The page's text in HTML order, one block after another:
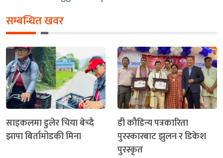
सम्बन्धित खवर
साइकलमा डुलेर चिया बेच्दै
झापा बिर्तामोडकी मिना
डी कौडिन्य पत्रकारिता
पुरस्कारबाट झुलन र डिकेश
पुरस्कृत